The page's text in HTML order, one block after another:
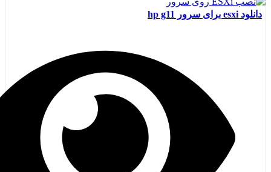
دانلود esxi برای سرور hp g11